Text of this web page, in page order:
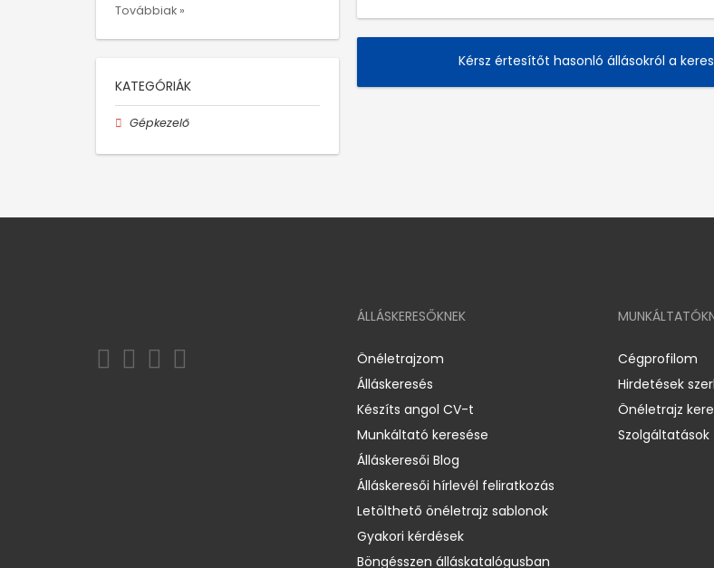
Kérsz értesítőt hasonló állásokról a
Továbbiak »
KATEGÓRIÁK
Gépkezelő
ÁLLÁSKERESŐKNEK
Önéletrajzom
Álláskeresés
Készíts angol CV-t
Munkáltató keresése
Álláskeresői Blog
Álláskeresői hírlevél feliratkozás
Letölthető önéletrajz sablonok
Gyakori kérdések
Böngésszen álláskatalógusban
Cégprofilom
Hirdetések
Önéletrajz
Szolgáltatások